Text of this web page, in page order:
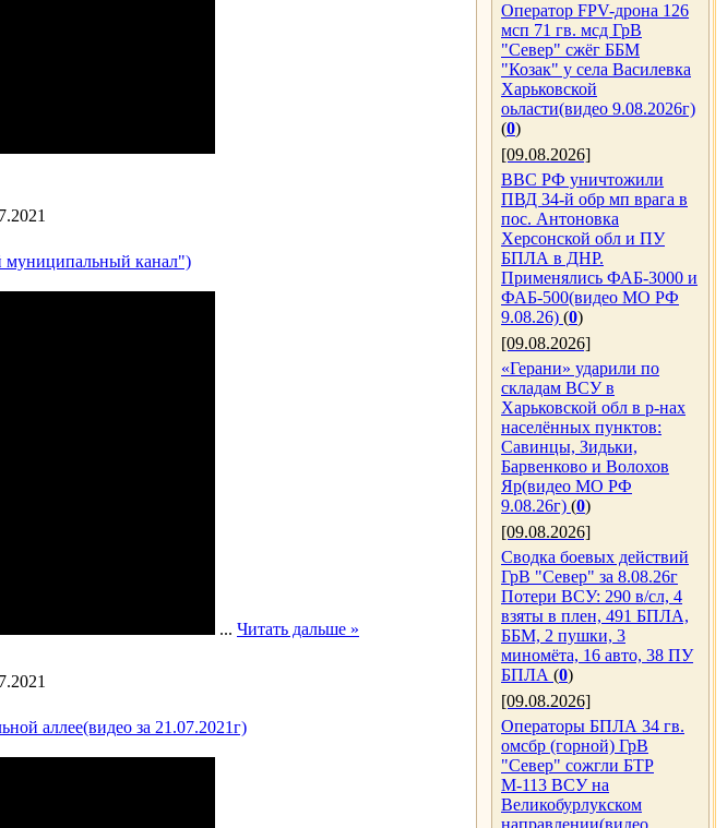
муниципальный канал")
... Читать дальше »
аллее(видео за 21.07.2021г)
Оператор FPV-дрона 126
мсп 71 гв. мсд ГрВ
"Север" сжёг ББМ
"Козак" у села Василевка
Харьковской
оьласти(видео 9.08.2026г)
(0)
[09.08.2026]
ВВС РФ уничтожили
ПВД 34-й обр мп врага в
пос. Антоновка
Херсонской обл и ПУ
БПЛА в ДНР.
Применялись ФАБ-3000 и
ФАБ-500(видео МО РФ
9.08.26) (0)
[09.08.2026]
«Герани» ударили по
складам ВСУ в
Харьковской обл в р-нах
населённых пунктов:
Савинцы, Зидьки,
Барвенково и Волохов
Яр(видео МО РФ
9.08.26г) (0)
[09.08.2026]
Сводка боевых действий
ГрВ "Север" за 8.08.26г
Потери ВСУ: 290 в/сл, 4
взяты в плен, 491 БПЛА,
ББМ, 2 пушки, 3
миномёта, 16 авто, 38 ПУ
БПЛА (0)
[09.08.2026]
Операторы БПЛА 34 гв.
омсбр (горной) ГрВ
"Север" сожгли БТР
М-113 ВСУ на
Великобурлукском
направлении(видео